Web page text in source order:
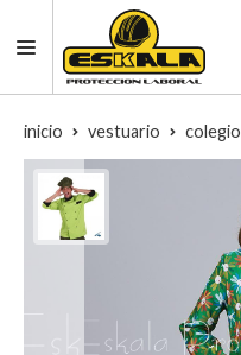
inicio vestuario colegio